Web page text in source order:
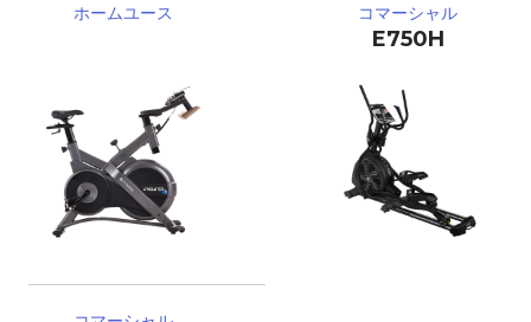
ホームユース コマーシャル
E750H